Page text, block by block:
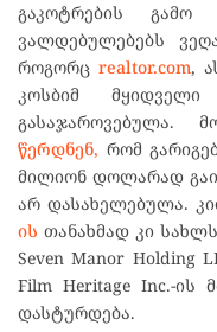
გაკოტრების გამო
ვალდებულებებს
როგორც realtor.com,
კოსბიმ
გასაჯაროვებულა.
წერდნენ, რომ
მილიონ დოლარად
არ დასახელებულა.
ის თანახმად კი
Seven Manor Holding
Film Heritage Inc.-ის
დასტურდება.